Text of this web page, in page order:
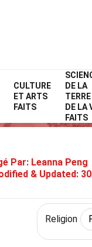
CULTURE
ET ARTS
FAITS
DE LA
DE LA
FAITS
Home
25
Par: Leanna Peng
& Updated:
Religion